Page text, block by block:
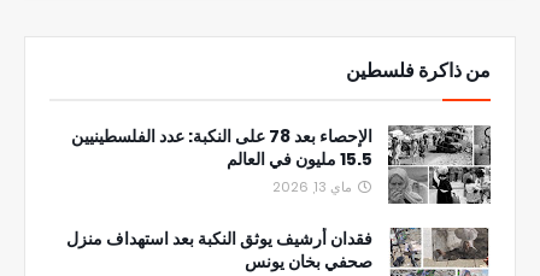
من ذاكرة فلسطين
الإحصاء بعد 78 على النكبة: عدد الفلسطينيين
15.5 مليون في العالم
ماي 13, 2026
فقدان أرشيف يوثق النكبة بعد استهداف منزل
صحفي بخان يونس